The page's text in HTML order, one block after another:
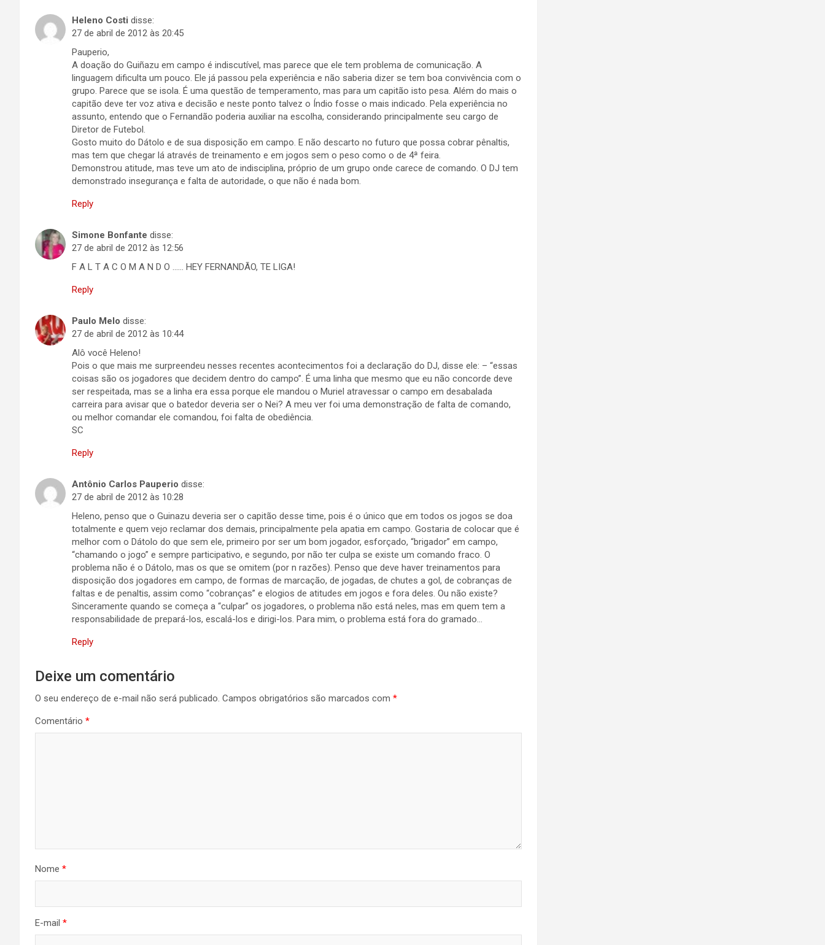
Heleno Costi disse:
27 de abril de 2012 às 20:45
Pauperio,
A doação do Guiñazu em campo é indiscutível, mas parece que ele tem problema de comunicação. A
linguagem dificulta um pouco. Ele já passou pela experiência e não saberia dizer se tem boa convivência com o
grupo. Parece que se isola. É uma questão de temperamento, mas para um capitão isto pesa. Além do mais o
capitão deve ter voz ativa e decisão e neste ponto talvez o Índio fosse o mais indicado. Pela experiência no
assunto, entendo que o Fernandão poderia auxiliar na escolha, considerando principalmente seu cargo de
Diretor de Futebol.
Gosto muito do Dátolo e de sua disposição em campo. E não descarto no futuro que possa cobrar pênaltis,
mas tem que chegar lá através de treinamento e em jogos sem o peso como o de 4ª feira.
Demonstrou atitude, mas teve um ato de indisciplina, próprio de um grupo onde carece de comando. O DJ tem
demonstrado insegurança e falta de autoridade, o que não é nada bom.
Reply
Simone Bonfante disse:
27 de abril de 2012 às 12:56
F A L T A C O M A N D O …… HEY FERNANDÃO, TE LIGA!
Reply
Paulo Melo disse:
27 de abril de 2012 às 10:44
Alô você Heleno!
Pois o que mais me surpreendeu nesses recentes acontecimentos foi a declaração do DJ, disse ele: – “essas
coisas são os jogadores que decidem dentro do campo”. É uma linha que mesmo que eu não concorde deve
ser respeitada, mas se a linha era essa porque ele mandou o Muriel atravessar o campo em desabalada
carreira para avisar que o batedor deveria ser o Nei? A meu ver foi uma demonstração de falta de comando,
ou melhor comandar ele comandou, foi falta de obediência.
SC
Reply
Antônio Carlos Pauperio disse:
27 de abril de 2012 às 10:28
Heleno, penso que o Guinazu deveria ser o capitão desse time, pois é o único que em todos os jogos se doa
totalmente e quem vejo reclamar dos demais, principalmente pela apatia em campo. Gostaria de colocar que é
melhor com o Dátolo do que sem ele, primeiro por ser um bom jogador, esforçado, “brigador” em campo,
“chamando o jogo” e sempre participativo, e segundo, por não ter culpa se existe um comando fraco. O
problema não é o Dátolo, mas os que se omitem (por n razões). Penso que deve haver treinamentos para
disposição dos jogadores em campo, de formas de marcação, de jogadas, de chutes a gol, de cobranças de
faltas e de penaltis, assim como “cobranças” e elogios de atitudes em jogos e fora deles. Ou não existe?
Sinceramente quando se começa a “culpar” os jogadores, o problema não está neles, mas em quem tem a
responsabilidade de prepará-los, escalá-los e dirigi-los. Para mim, o problema está fora do gramado…
Reply
Deixe um comentário
O seu endereço de e-mail não será publicado. Campos obrigatórios são marcados com *
Comentário *
Nome *
E-mail *